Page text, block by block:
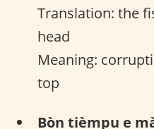
Translation: the
head
Meaning:
top
Bòn tièmpu e